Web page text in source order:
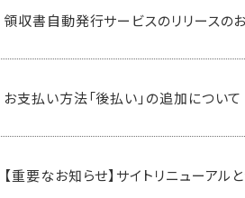
領収書自動発行サービスのリリースの
お支払い方法「後払い」の追加について
【重要なお知らせ】サイトリニューア